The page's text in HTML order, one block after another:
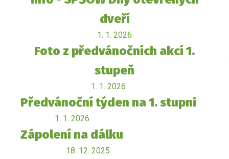
dveří
1. 1. 2026
Foto z předvánočních akcí 1.
stupeň
1. 1. 2026
Předvánoční týden na 1. stupni
1. 1. 2026
Zápolení na dálku
18. 12. 2025